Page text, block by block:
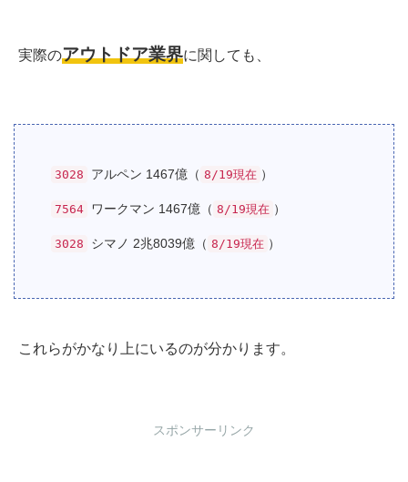
実際のアウトドア業界に関しても、
3028 アルペン 1467億（ 8/19現在 ）
7564 ワークマン 1467億（ 8/19現在 ）
3028 シマノ 2兆8039億（ 8/19現在 ）
これらがかなり上にいるのが分かります。
スポンサーリンク